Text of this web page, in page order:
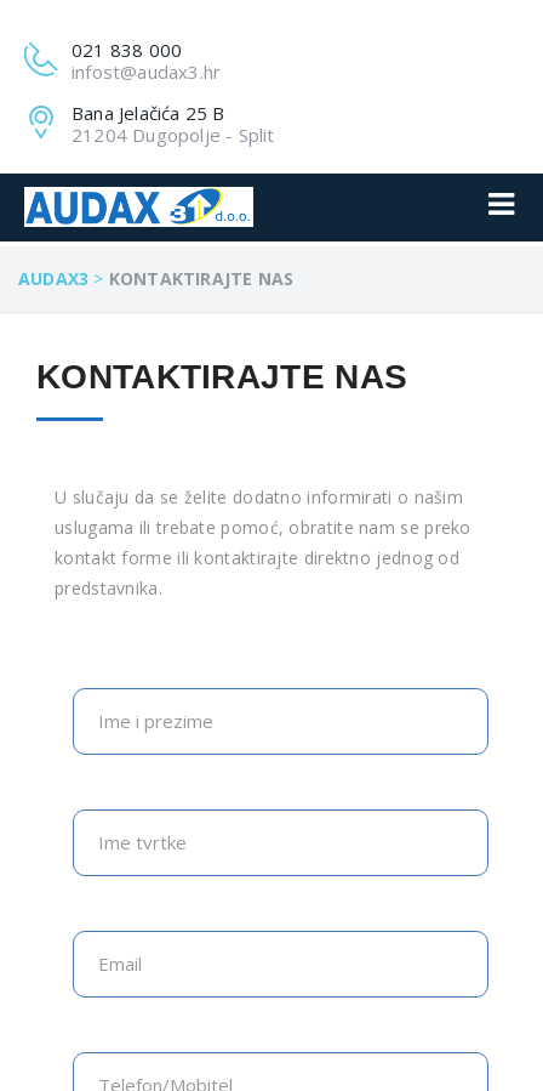
021 838 000
infost@audax3.hr
Bana Jelačića 25 B
21204 Dugopolje - Split
AUDAX3 > KONTAKTIRAJTE NAS
KONTAKTIRAJTE NAS
U slučaju da se želite dodatno informirati o našim
uslugama ili trebate pomoć, obratite nam se preko
kontakt forme ili kontaktirajte direktno jednog od
predstavnika.